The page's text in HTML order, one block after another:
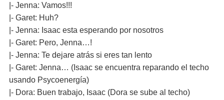
|- Jenna: Vamos!!!
|- Garet: Huh?
|- Jenna: Isaac esta esperando por nosotros
|- Garet: Pero, Jenna…!
|- Jenna: Te dejare atrás si eres tan lento
|- Garet: Jenna… (Isaac se encuentra reparando el techo
usando Psycoenergía)
|- Dora: Buen trabajo, Isaac (Dora se sube al techo)